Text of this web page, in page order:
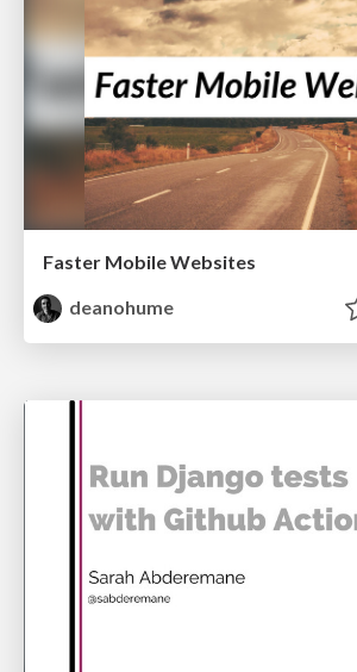
Faster Mobile Websites
deanohume